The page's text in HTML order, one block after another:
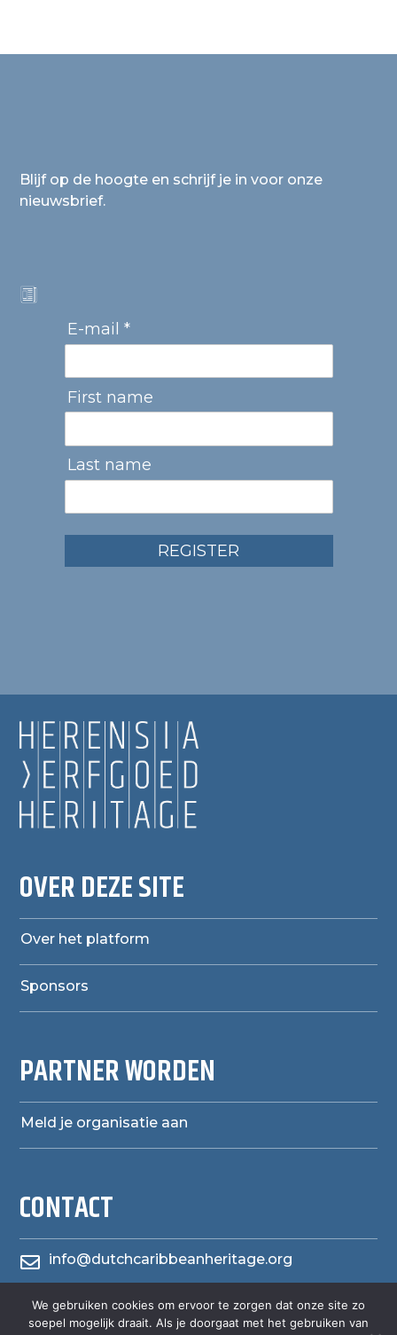
Blijf op de hoogte en schrijf je in voor onze
nieuwsbrief.
E-mail *
First name
Last name
REGISTER
OVER DEZE SITE
Over het platform
Sponsors
PARTNER WORDEN
Meld je organisatie aan
CONTACT
 info@dutchcaribbeanheritage.org
 herensiaerfgoedheritage
We gebruiken cookies om ervoor te zorgen dat onze site zo
soepel mogelijk draait. Als je doorgaat met het gebruiken van